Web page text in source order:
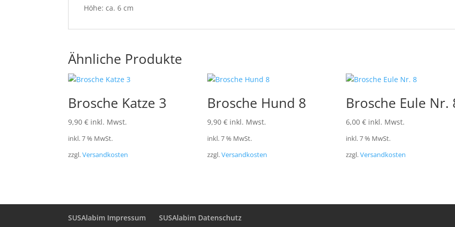
Höhe: ca. 6 cm
Ähnliche Produkte
Brosche Katze 3
9,90€ inkl. Mwst.
inkl. 7 % MwSt.
zzgl.Versandkosten
Brosche Hund 8
9,90 € inkl. Mwst.
inkl. 7 % MwSt.
zzgl.Versandkosten
Brosche Eule Nr.
6,00€ inkl. Mwst.
inkl. 7 % MwSt.
zzgl.Versandkosten
SUSAlabim Impressum SUSAlabim Datenschutz